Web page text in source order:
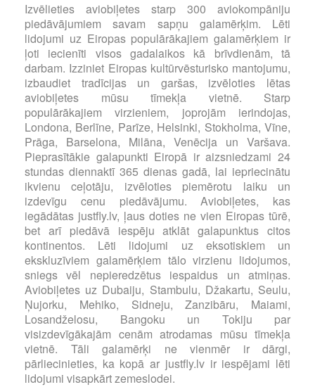
Izvēlieties aviobiļetes starp 300 aviokompāniju
piedāvājumiem savam sapņu galamērķim. Lēti
lidojumi uz Eiropas populārākajiem galamērķiem ir
ļoti iecienīti visos gadalaikos kā brīvdienām, tā
darbam. Izziniet Eiropas kultūrvēsturisko mantojumu,
izbaudiet tradīcijas un garšas, izvēloties lētas
aviobiļetes mūsu tīmekļa vietnē. Starp
populārākajiem virzieniem, joprojām ierindojas,
Londona, Berlīne, Parīze, Helsinki, Stokholma, Vīne,
Prāga, Barselona, Milāna, Venēcija un Varšava.
Pieprasītākie galapunkti Eiropā ir aizsniedzami 24
stundas diennaktī 365 dienas gadā, lai iepriecinātu
ikvienu ceļotāju, izvēloties piemērotu laiku un
izdevīgu cenu piedāvājumu. Aviobiļetes, kas
iegādātas justfly.lv, ļaus doties ne vien Eiropas tūrē,
bet arī piedāvā iespēju atklāt galapunktus citos
kontinentos. Lēti lidojumi uz eksotiskiem un
ekskluzīviem galamērķiem tālo virzienu lidojumos,
sniegs vēl nepieredzētus iespaidus un atmiņas.
Aviobiļetes uz Dubaiju, Stambulu, Džakartu, Seulu,
Ņujorku, Mehiko, Sidneju, Zanzibāru, Maiami,
Losandželosu, Bangoku un Tokiju par
visizdevīgākajām cenām atrodamas mūsu tīmekļa
vietnē. Tāli galamērķi ne vienmēr ir dārgi,
pārliecinieties, ka kopā ar justfly.lv ir iespējami lēti
lidojumi visapkārt zemeslodei.